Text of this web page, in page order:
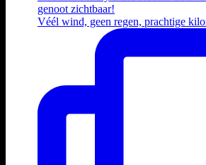
Véél wind, geen regen, prachtige